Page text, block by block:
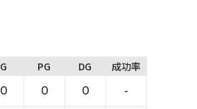
G PG DG 成功率
0 0 0 -